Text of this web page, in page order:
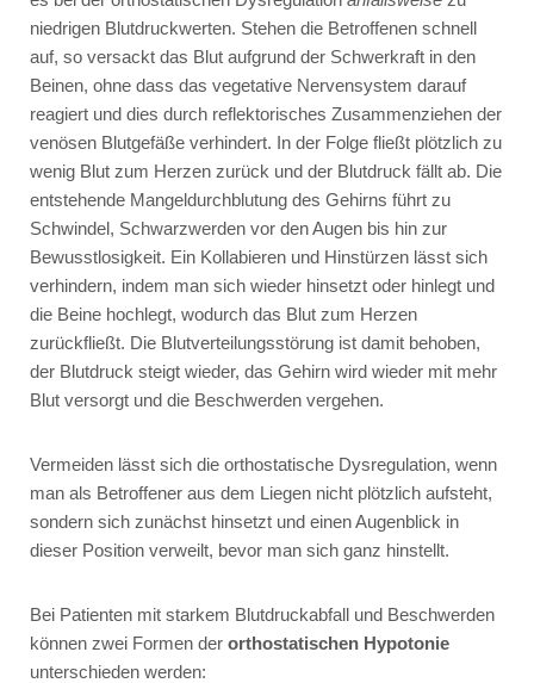
niedrigen Blutdruckwerten. Stehen die Betroffenen schnell
auf, so versackt das Blut aufgrund der Schwerkraft in den
Beinen, ohne dass das vegetative Nervensystem darauf
reagiert und dies durch reflektorisches Zusammenziehen der
venösen Blutgefäße verhindert. In der Folge fließt plötzlich zu
wenig Blut zum Herzen zurück und der Blutdruck fällt ab. Die
entstehende Mangeldurchblutung des Gehirns führt zu
Schwindel, Schwarzwerden vor den Augen bis hin zur
Bewusstlosigkeit. Ein Kollabieren und Hinstürzen lässt sich
verhindern, indem man sich wieder hinsetzt oder hinlegt und
die Beine hochlegt, wodurch das Blut zum Herzen
zurückfließt. Die Blutverteilungsstörung ist damit behoben,
der Blutdruck steigt wieder, das Gehirn wird wieder mit mehr
Blut versorgt und die Beschwerden vergehen.
Vermeiden lässt sich die orthostatische Dysregulation, wenn
man als Betroffener aus dem Liegen nicht plötzlich aufsteht,
sondern sich zunächst hinsetzt und einen Augenblick in
dieser Position verweilt, bevor man sich ganz hinstellt.
Bei Patienten mit starkem Blutdruckabfall und Beschwerden
können zwei Formen der orthostatischen Hypotonie
unterschieden werden: